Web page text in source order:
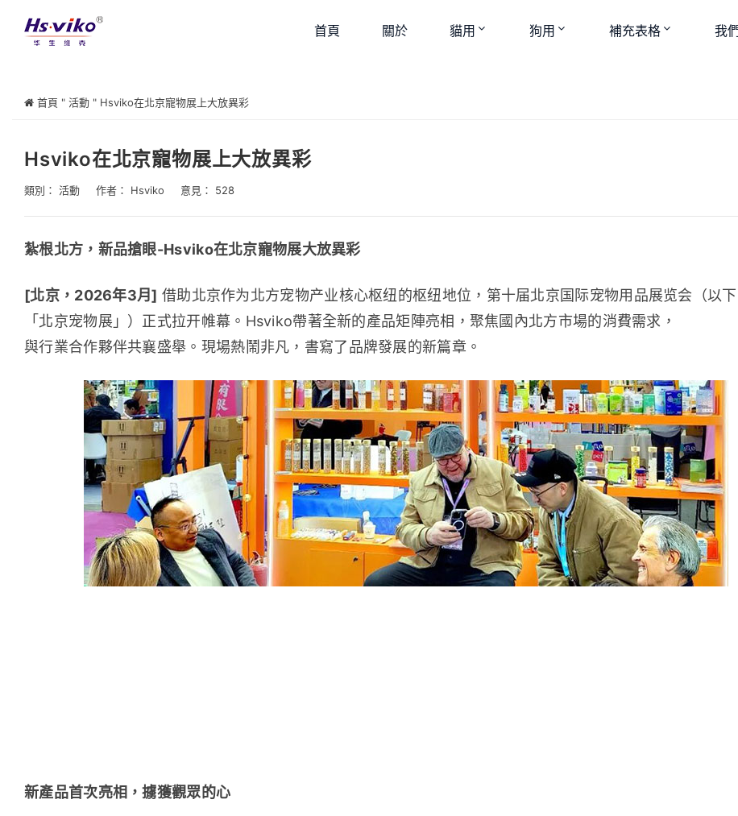
首頁 關於 貓用 狗用 補充表格 我
首頁 " 活動 " Hsviko在北京寵物展上大放異彩
Hsviko在北京寵物展上大放異彩
類別： 活動 作者： Hsviko 意見： 528
紮根北方，新品搶眼-Hsviko在北京寵物展大放異彩
[北京，2026年3月] 借助北京作为北方宠物产业核心枢纽的枢纽地位，第十届北京国际宠物用品展览会（以
「北京宠物展」）正式拉开帷幕。Hsviko帶著全新的產品矩陣亮相，聚焦國內北方市場的消費需求，
與行業合作夥伴共襄盛舉。現場熱鬧非凡，書寫了品牌發展的新篇章。
新產品首次亮相，擄獲觀眾的心